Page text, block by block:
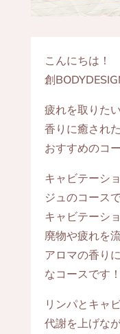
こんにちは！
創
疲れを取りた
香りに癒され
おすすめのコ
キャビテーシ
ジュのコース
キャビテーシ
廃物や疲れを
アロマの香り
なコースです！
リンパとキャ
代謝を上げな